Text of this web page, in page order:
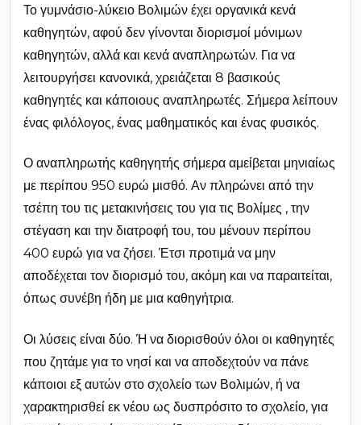
Το γυμνάσιο-λύκειο Βολιμών έχει οργανικά κενά
καθηγητών, αφού δεν γίνονται διορισμοί μόνιμων
καθηγητών, αλλά και κενά αναπληρωτών. Για να
λειτουργήσει κανονικά, χρειάζεται 8 βασικούς
καθηγητές και κάποιους αναπληρωτές. Σήμερα λείπουν
ένας φιλόλογος, ένας μαθηματικός και ένας φυσικός.
Ο αναπληρωτής καθηγητής σήμερα αμείβεται μηνιαίως
με περίπου 950 ευρώ μισθό. Αν πληρώνει από την
τσέπη του τις μετακινήσεις του για τις Βολίμες , την
στέγαση και την διατροφή του, του μένουν περίπου
400 ευρώ για να ζήσει. Έτσι προτιμά να μην
αποδέχεται τον διορισμό του, ακόμη και να παραιτείται,
όπως συνέβη ήδη με μια καθηγήτρια.
Οι λύσεις είναι δύο. Ή να διορισθούν όλοι οι καθηγητές
που ζητάμε για το νησί και να αποδεχτούν να πάνε
κάποιοι εξ αυτών στο σχολείο των Βολιμών, ή να
χαρακτηρισθεί εκ νέου ως δυσπρόσιτο το σχολείο, για